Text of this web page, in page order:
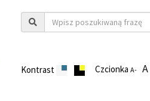
Kontrast CzcionkaA- A